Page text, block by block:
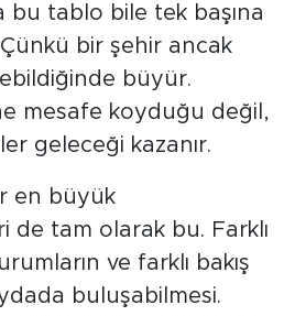
bu tablo bile tek başına
bir şehir ancak
büyür.
mesafe koyduğu değil,
geleceği kazanır.
en büyük
de tam olarak bu. Farklı
ve farklı bakış
buluşabilmesi.